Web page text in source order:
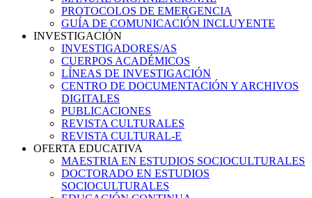
PROTOCOLOS DE EMERGENCIA
GUÍA DE COMUNICACIÓN INCLUYENTE
INVESTIGACIÓN
INVESTIGADORES/AS
CUERPOS ACADÉMICOS
LÍNEAS DE INVESTIGACIÓN
CENTRO DE DOCUMENTACIÓN Y ARCHIVOS
DIGITALES
PUBLICACIONES
REVISTA CULTURALES
REVISTA CULTURAL-E
OFERTA EDUCATIVA
MAESTRIA EN ESTUDIOS SOCIOCULTURALES
DOCTORADO EN ESTUDIOS
SOCIOCULTURALES